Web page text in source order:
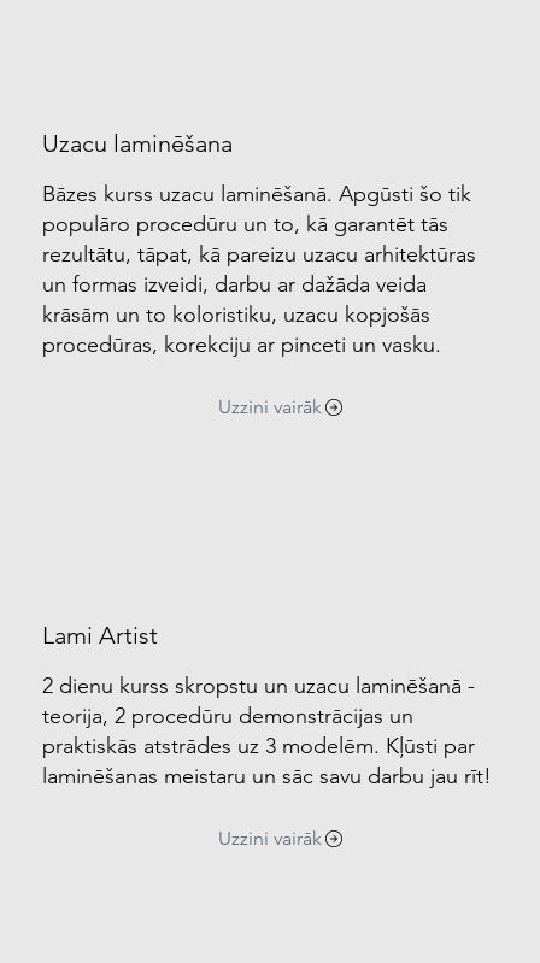
Uzacu laminēšana
Bāzes kurss uzacu laminēšanā. Apgūsti šo tik
populāro procedūru un to, kā garantēt tās
rezultātu, tāpat, kā pareizu uzacu arhitektūras
un formas izveidi, darbu ar dažāda veida
krāsām un to koloristiku, uzacu kopjošās
procedūras, korekciju ar pinceti un vasku.
Uzzini vairāk
Lami Artist
2 dienu kurss skropstu un uzacu laminēšanā -
teorija, 2 procedūru demonstrācijas un
praktiskās atstrādes uz 3 modelēm. Kļūsti par
laminēšanas meistaru un sāc savu darbu jau rīt!
Uzzini vairāk